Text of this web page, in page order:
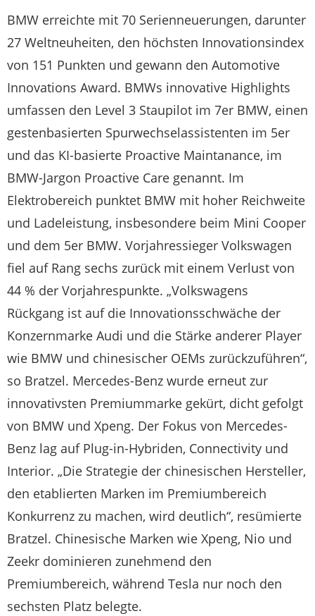
BMW erreichte mit 70 Serienneuerungen, darunter
27 Weltneuheiten, den höchsten Innovationsindex
von 151 Punkten und gewann den Automotive
Innovations Award. BMWs innovative Highlights
umfassen den Level 3 Staupilot im 7er BMW, einen
gestenbasierten Spurwechselassistenten im 5er
und das KI-basierte Proactive Maintanance, im
BMW-Jargon Proactive Care genannt. Im
Elektrobereich punktet BMW mit hoher Reichweite
und Ladeleistung, insbesondere beim Mini Cooper
und dem 5er BMW. Vorjahressieger Volkswagen
fiel auf Rang sechs zurück mit einem Verlust von
44 % der Vorjahrespunkte. „Volkswagens
Rückgang ist auf die Innovationsschwäche der
Konzernmarke Audi und die Stärke anderer Player
wie BMW und chinesischer OEMs zurückzuführen“,
so Bratzel. Mercedes-Benz wurde erneut zur
innovativsten Premiummarke gekürt, dicht gefolgt
von BMW und Xpeng. Der Fokus von Mercedes-
Benz lag auf Plug-in-Hybriden, Connectivity und
Interior. „Die Strategie der chinesischen Hersteller,
den etablierten Marken im Premiumbereich
Konkurrenz zu machen, wird deutlich“, resümierte
Bratzel. Chinesische Marken wie Xpeng, Nio und
Zeekr dominieren zunehmend den
Premiumbereich, während Tesla nur noch den
sechsten Platz belegte.